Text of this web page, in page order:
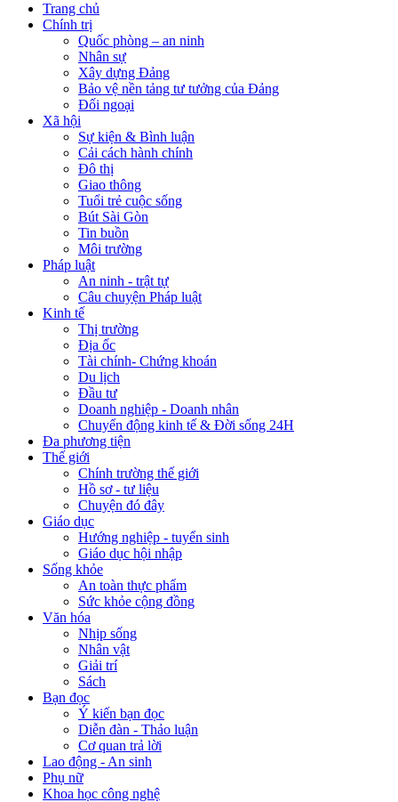
Trang chủ
Chính trị
Quốc phòng – an ninh
Nhân sự
Xây dựng Đảng
Bảo vệ nền tảng tư tưởng của Đảng
Đối ngoại
Xã hội
Sự kiện & Bình luận
Cải cách hành chính
Đô thị
Giao thông
Tuổi trẻ cuộc sống
Bút Sài Gòn
Tin buồn
Môi trường
Pháp luật
An ninh - trật tự
Câu chuyện Pháp luật
Kinh tế
Thị trường
Địa ốc
Tài chính- Chứng khoán
Du lịch
Đầu tư
Doanh nghiệp - Doanh nhân
Chuyển động kinh tế & Đời sống 24H
Đa phương tiện
Thế giới
Chính trường thế giới
Hồ sơ - tư liệu
Chuyện đó đây
Giáo dục
Hướng nghiệp - tuyển sinh
Giáo dục hội nhập
Sống khỏe
An toàn thực phẩm
Sức khỏe cộng đồng
Văn hóa
Nhịp sống
Nhân vật
Giải trí
Sách
Bạn đọc
Ý kiến bạn đọc
Diễn đàn - Thảo luận
Cơ quan trả lời
Lao động - An sinh
Phụ nữ
Khoa học công nghệ